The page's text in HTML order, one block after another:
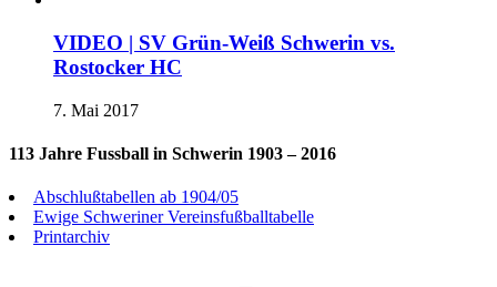
VIDEO | SV Grün-Weiß Schwerin vs.
Rostocker HC
7. Mai 2017
113 Jahre Fussball in Schwerin 1903 – 2016
Abschlußtabellen ab 1904/05
Ewige Schweriner Vereinsfußballtabelle
Printarchiv